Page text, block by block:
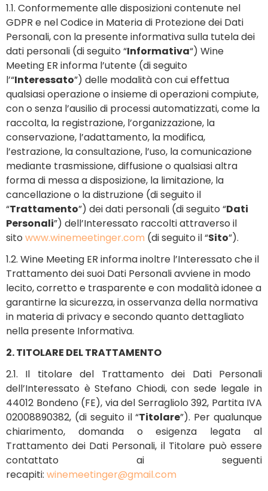
1.1. Conformemente alle disposizioni contenute nel
GDPR e nel Codice in Materia di Protezione dei Dati
Personali, con la presente informativa sulla tutela dei
dati personali (di seguito “Informativa“) Wine
Meeting ER informa l’utente (di seguito
l’“Interessato”) delle modalità con cui effettua
qualsiasi operazione o insieme di operazioni compiute,
con o senza l’ausilio di processi automatizzati, come la
raccolta, la registrazione, l’organizzazione, la
conservazione, l’adattamento, la modifica,
l’estrazione, la consultazione, l’uso, la comunicazione
mediante trasmissione, diffusione o qualsiasi altra
forma di messa a disposizione, la limitazione, la
cancellazione o la distruzione (di seguito il
“Trattamento”) dei dati personali (di seguito “Dati
Personali”) dell’Interessato raccolti attraverso il
sito www.winemeetinger.com (di seguito il “Sito”).
1.2. Wine Meeting ER informa inoltre l’Interessato che il
Trattamento dei suoi Dati Personali avviene in modo
lecito, corretto e trasparente e con modalità idonee a
garantirne la sicurezza, in osservanza della normativa
in materia di privacy e secondo quanto dettagliato
nella presente Informativa.
2. TITOLARE DEL TRATTAMENTO
2.1. Il titolare del Trattamento dei Dati Personali
dell’Interessato è Stefano Chiodi, con sede legale in
44012 Bondeno (FE), via del Serragliolo 392, Partita IVA
02008890382, (di seguito il “Titolare”). Per qualunque
chiarimento, domanda o esigenza legata al
Trattamento dei Dati Personali, il Titolare può essere
contattato ai seguenti
recapiti: winemeetinger@gmail.com